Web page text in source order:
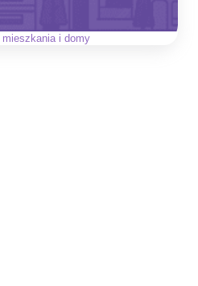
mieszkania i domy